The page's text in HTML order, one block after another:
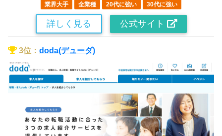
業界大手 全業種 20代に強い 30代に強い
詳しく見る 公式サイト
3位： doda(デューダ)